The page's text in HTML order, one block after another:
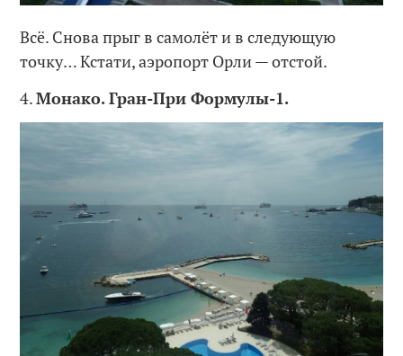
Всё. Снова прыг в самолёт и в следующую
точку… Кстати, аэропорт Орли — отстой.
4.Монако. Гран-При Формулы-1.